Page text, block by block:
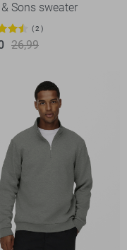
Sons sweater
2
26,99